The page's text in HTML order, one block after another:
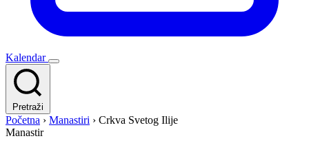
Kalendar
Pretraži
Početna › Manastiri › Crkva Svetog Ilije
Manastir